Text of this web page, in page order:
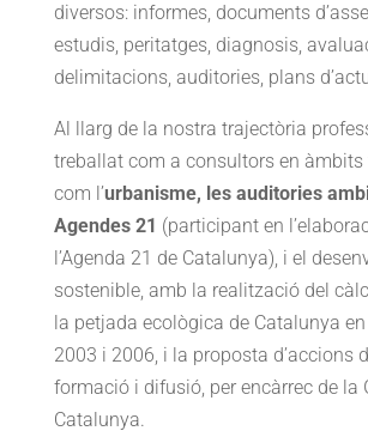
diversos: informes, documents
estudis, peritatges, diagnosis,
delimitacions, auditories, plans
Al llarg de la nostra trajectòria
treballat com a consultors en
com l’urbanisme, les auditories
Agendes 21 (participant en
l’Agenda 21 de Catalunya), i el
sostenible, amb la realització del
la petjada ecològica de Catalunya
2003 i 2006, i la proposta d’accions
formació i difusió, per encàrrec de la
Catalunya.